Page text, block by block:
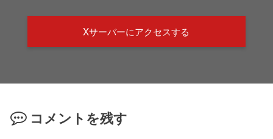
Xサーバーにアクセスする
コメントを残す